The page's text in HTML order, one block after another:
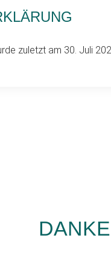
zuletzt am 30. Juli